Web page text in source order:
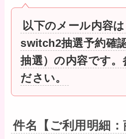
以下のメール内容
switch2抽選予約確
抽選）の内容です。
ださい。
件名【ご利用明細：